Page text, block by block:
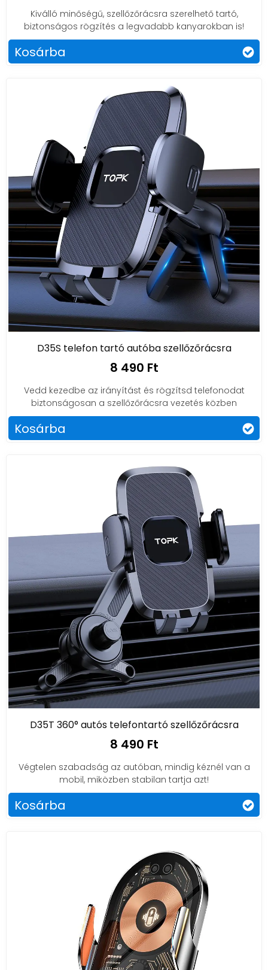
Kiválló minőségű, szellőzőrácsra szerelhető tartó,
biztonságos rögzítés a legvadabb kanyarokban is!
Kosárba
D35S telefon tartó autóba szellőzőrácsra
8 490 Ft
Vedd kezedbe az irányítást és rögzítsd telefonodat
biztonságosan a szellőzőrácsra vezetés közben
Kosárba
D35T 360° autós telefontartó szellőzőrácsra
8 490 Ft
Végtelen szabadság az autóban, mindig kéznél van a
mobil, miközben stabilan tartja azt!
Kosárba